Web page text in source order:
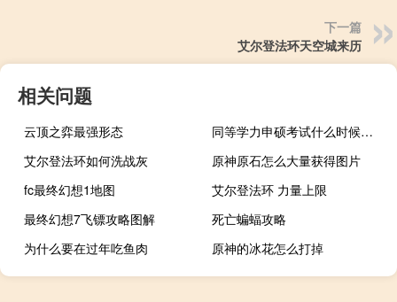
下一篇
艾尔登法环天空城来历
相关问题
云顶之弈最强形态
同等学力申硕考试什么时候报名
艾尔登法环如何洗战灰
原神原石怎么大量获得图片
fc最终幻想1地图
艾尔登法环 力量上限
最终幻想7飞镖攻略图解
死亡蝙蝠攻略
为什么要在过年吃鱼肉
原神的冰花怎么打掉